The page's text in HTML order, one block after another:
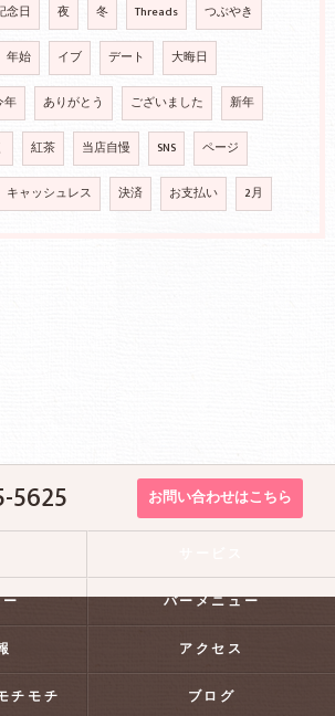
念日 夜 冬 Threads つぶやき
年始 イブ デート 大晦日
年 ありがとう ございました 新年
紅茶 当店自慢 SNS ページ
キャッシュレス 決済 お支払い 2月
5625 お問い合わせはこちら
バーメニュー
アクセス
チモチ ブログ